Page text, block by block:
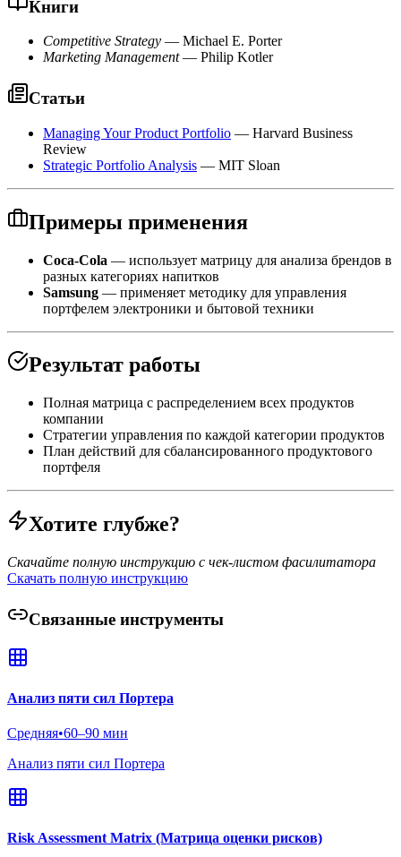
Книги
Competitive Strategy — Michael E. Porter
Marketing Management— Philip Kotler
Статьи
Managing Your Product Portfolio — Harvard Business
Review
Strategic Portfolio Analysis — MIT Sloan
Примеры применения
Coca-Cola — использует матрицу для анализа брендов в
разных категориях напитков
Samsung — применяет методику для управления
портфелем электроники и бытовой техники
Результат работы
Полная матрица с распределением всех продуктов
компании
Стратегии управления по каждой категории продуктов
План действий для сбалансированного продуктового
портфеля
Хотите глубже?
Скачайте полную инструкцию с чек-листом фасилитатора
Скачать полную инструкцию
Связанные инструменты
Анализ пяти сил Портера
Средняя•60–90 мин
Анализ пяти сил Портера
Risk Assessment Matrix (Матрица оценки рисков)